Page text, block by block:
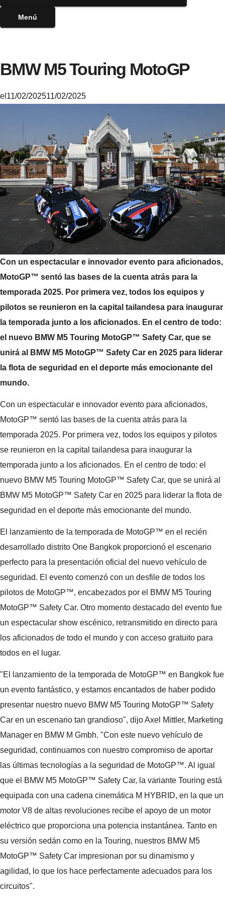
Menú
BMW M5 Touring MotoGP
e
el 11/02/202511/02/2025
Con un espectacular e innovador evento para aficionados,
MotoGP™ sentó las bases de la cuenta atrás para la
temporada 2025. Por primera vez, todos los equipos y
pilotos se reunieron en la capital tailandesa para inaugurar
la temporada junto a los aficionados. En el centro de todo:
el nuevo BMW M5 Touring MotoGP™ Safety Car, que se
unirá al BMW M5 MotoGP™ Safety Car en 2025 para liderar
la flota de seguridad en el deporte más emocionante del
mundo.
Con un espectacular e innovador evento para aficionados,
MotoGP™ sentó las bases de la cuenta atrás para la
temporada 2025. Por primera vez, todos los equipos y pilotos
se reunieron en la capital tailandesa para inaugurar la
temporada junto a los aficionados. En el centro de todo: el
nuevo BMW M5 Touring MotoGP™ Safety Car, que se unirá al
BMW M5 MotoGP™ Safety Car en 2025 para liderar la flota de
seguridad en el deporte más emocionante del mundo.
El lanzamiento de la temporada de MotoGP™ en el recién
desarrollado distrito One Bangkok proporcionó el escenario
perfecto para la presentación oficial del nuevo vehículo de
seguridad. El evento comenzó con un desfile de todos los
pilotos de MotoGP™, encabezados por el BMW M5 Touring
MotoGP™ Safety Car. Otro momento destacado del evento fue
un espectacular show escénico, retransmitido en directo para
los aficionados de todo el mundo y con acceso gratuito para
todos en el lugar.
"El lanzamiento de la temporada de MotoGP™ en Bangkok fue
un evento fantástico, y estamos encantados de haber podido
presentar nuestro nuevo BMW M5 Touring MotoGP™ Safety
Car en un escenario tan grandioso", dijo Axel Mittler, Marketing
Manager en BMW M Gmbh. "Con este nuevo vehículo de
seguridad, continuamos con nuestro compromiso de aportar
las últimas tecnologías a la seguridad de MotoGP™. Al igual
que el BMW M5 MotoGP™ Safety Car, la variante Touring está
equipada con una cadena cinemática M HYBRID, en la que un
motor V8 de altas revoluciones recibe el apoyo de un motor
eléctrico que proporciona una potencia instantánea. Tanto en
su versión sedán como en la Touring, nuestros BMW M5
MotoGP™ Safety Car impresionan por su dinamismo y
agilidad, lo que los hace perfectamente adecuados para los
circuitos".